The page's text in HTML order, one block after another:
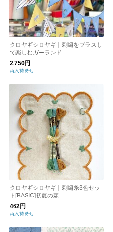
クロヤギシロヤギ｜刺繍をプラスし
て楽しむガーランド
2,750円
再入荷待ち
クロヤギシロヤギ｜刺繍糸3色セッ
ト[BASIC]初夏の森
462円
再入荷待ち